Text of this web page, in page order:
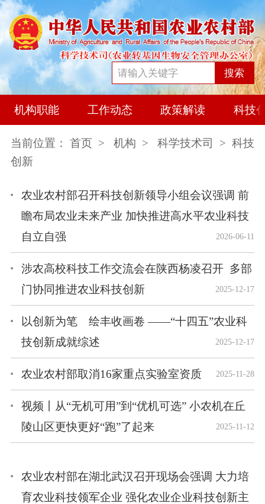
搜索
机构职能 工作动态 政策解读 科技
当前位置： 首页 > 机构 > 科学技术司
> 科技
创新
农业农村部召开科技创新领导小组会议强调 前
瞻布局农业未来产业 加快推进高水平农业科技
自立自强
2026-06-11
涉农高校科技工作交流会在陕西杨凌召开 多部
门协同推进农业科技创新
2025-12-17
以创新为笔 绘丰收画卷 ——“十四五”农业科
技创新成就综述
2025-12-17
农业农村部取消16家重点实验室资质 2025-11-28
视频丨从“无机可用”到“优机可选” 小农机在丘
陵山区更快更好“跑”了起来
2025-11-12
农业农村部在湖北武汉召开现场会强调 大力培
育农业科技领军企业 强化农业企业科技创新主